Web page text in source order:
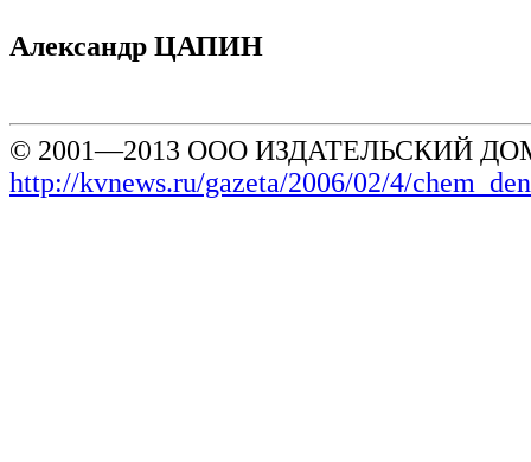
Александр ЦАПИН
© 2001—2013 ООО ИЗДАТЕЛЬСКИЙ
http://kvnews.ru/gazeta/2006/02/4/